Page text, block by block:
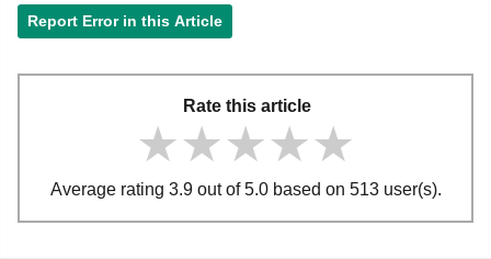
Report Error in this Article
Rate this article
★★★★★
★★★★★
★★★★★
Average rating 3.9 out of 5.0 based on 513 user(s).